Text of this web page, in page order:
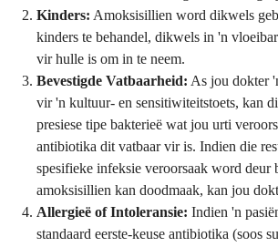
Kinders: Amoksisillien word dikwels
kinders te behandel, dikwels in 'n
vir hulle is om in te neem.
Bevestigde Vatbaarheid: As jou dokter
vir 'n kultuur- en sensitiwiteitstoets, kan
presiese tipe bakterieë wat jou urti
antibiotika dit vatbaar vir is. Indien die
spesifieke infeksie veroorsaak word deur
amoksisillien kan doodmaak, kan jou
Allergieë of Intoleransie: Indien 'n
standaard eerste-keuse antibiotika (soos